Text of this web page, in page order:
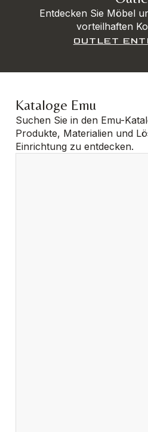
Entdecken Sie Möbel
vorteilhaften
OUTLET
Kataloge Emu
Suchen Sie in den Emu-
Produkte, Materialien und
Einrichtung zu entdecken.